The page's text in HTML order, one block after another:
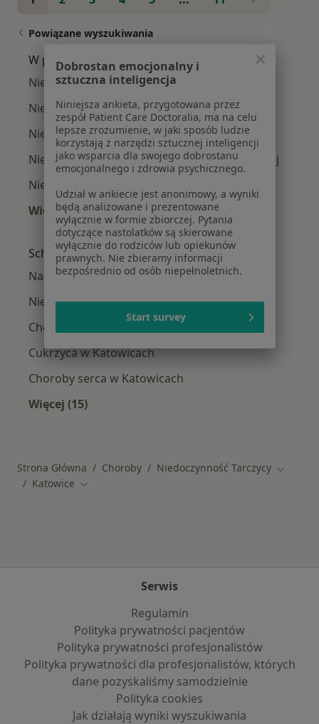
Powiązane wyszukiwania
W pobliżu Katowic
Niedoczynność tarczycy w Gliwicach
Niedoczynność tarczycy w Tychach
Niedoczynność tarczycy w Zabrzu
Niedoczynność tarczycy w Dąbrowie Górniczej
Niedoczynność tarczycy w Bielsku-Białej
Więcej (14)
Więcej w kategorii: W pobliżu Katowic
Schorzenia w Katowicach
Nadciśnienie tętnicze w Katowicach
Niewydolność serca w Katowicach
Choroba wieńcowa w Katowicach
Cukrzyca w Katowicach
Choroby serca w Katowicach
Więcej (15)
Strona Główna Choroby Niedoczynność Tarczycy Zmień
Katowice Zmień miasto
Serwis
Regulamin
Polityka prywatności pacjentów
Polityka prywatności profesjonalistów
Polityka prywatności dla profesjonalistów, których
dane pozyskaliśmy samodzielnie
Polityka cookies
Jak działają wyniki wyszukiwania
Dobrostan emocjonalny i
sztuczna inteligencja
Niniejsza ankieta, przygotowana przez
zespół Patient Care Doctoralia, ma na celu
lepsze zrozumienie, w jaki sposób ludzie
korzystają z narzędzi sztucznej inteligencji
jako wsparcia dla swojego dobrostanu
emocjonalnego i zdrowia psychicznego.
Udział w ankiecie jest anonimowy, a wyniki
będą analizowane i prezentowane
wyłącznie w formie zbiorczej. Pytania
dotyczące nastolatków są skierowane
wyłącznie do rodziców lub opiekunów
prawnych. Nie zbieramy informacji
bezpośrednio od osób niepełnoletnich.
Start survey